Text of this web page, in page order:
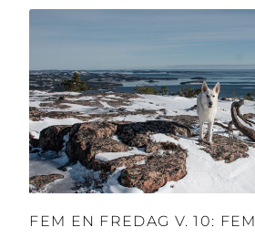
FEM EN FREDAG V. 10: FEM